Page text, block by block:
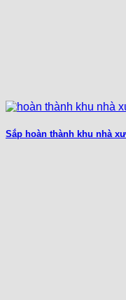
Sắp hoàn thành khu nhà